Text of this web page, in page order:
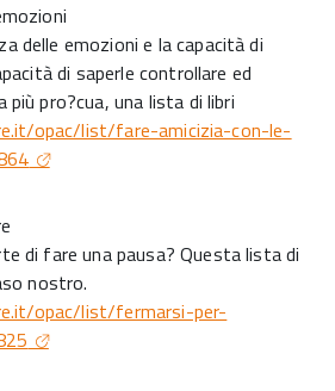
delle emozioni e la capacità di
di saperle controllare ed
più pro?cua, una lista di libri
opac/list/fare-amicizia-con-le-
di fare una pausa? Questa lista di
nostro.
opac/list/fermarsi-per-